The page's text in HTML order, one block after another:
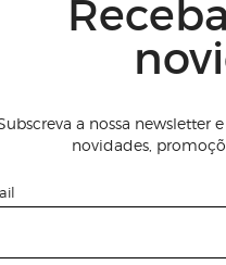
a nossa newsletter
novidades,